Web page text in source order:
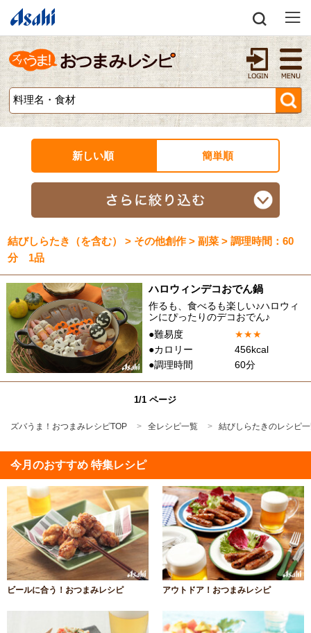
新しい順 簡単順
結びしらたき（を含む） > その他創作 > 副菜 > 調理時間：60
分 1品
ハロウィンデコおでん鍋
作るも、食べるも楽しい♪ハロウィ
ンにぴったりのデコおでん♪
●難易度
★★★
●カロリー
456kcal
●調理時間
60分
1/1 ページ
ズバうま！おつまみレシピTOP 全レシピ一覧 結びしらたきのレシピ
今月のおすすめ 特集レシピ
ビールに合う！おつまみレシピ アウトドア！おつまみレシピ